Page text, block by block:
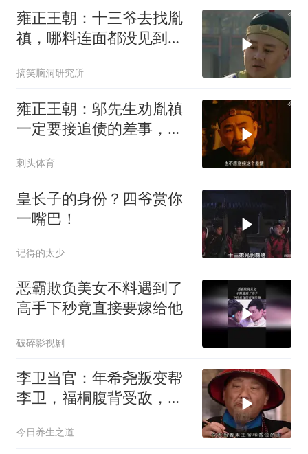
雍正王朝：十三爷去找胤
禛，哪料连面都没见到，
搞笑脑洞研究所
雍正王朝：邬先生劝胤禛
一定要接追债的差事，得
刺头体育
皇长子的身份？四爷赏你
一嘴巴！
记得的太少
恶霸欺负美女不料遇到了
高手下秒竟直接要嫁给他
破碎影视剧
李卫当官：年希尧叛变帮
李卫，福桐腹背受敌，还
今日养生之道